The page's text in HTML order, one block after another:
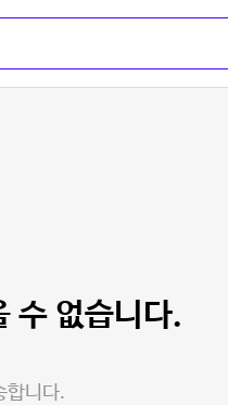
수 없습니다.
합니다.